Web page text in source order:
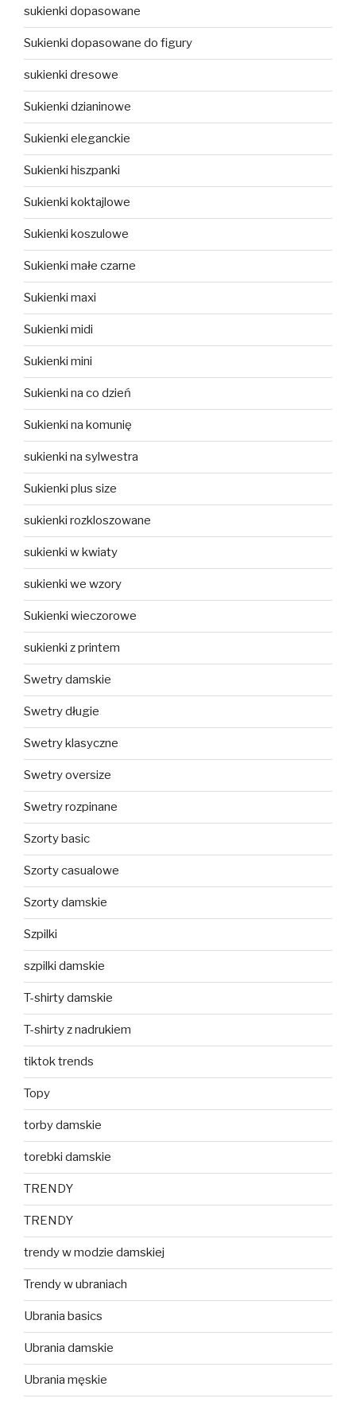
sukienki dopasowane
Sukienki dopasowane do figury
sukienki dresowe
Sukienki dzianinowe
Sukienki eleganckie
Sukienki hiszpanki
Sukienki koktajlowe
Sukienki koszulowe
Sukienki małe czarne
Sukienki maxi
Sukienki midi
Sukienki mini
Sukienki na co dzień
Sukienki na komunię
sukienki na sylwestra
Sukienki plus size
sukienki rozkloszowane
sukienki w kwiaty
sukienki we wzory
Sukienki wieczorowe
sukienki z printem
Swetry damskie
Swetry długie
Swetry klasyczne
Swetry oversize
Swetry rozpinane
Szorty basic
Szorty casualowe
Szorty damskie
Szpilki
szpilki damskie
T-shirty damskie
T-shirty z nadrukiem
tiktok trends
Topy
torby damskie
torebki damskie
TRENDY
TRENDY
trendy w modzie damskiej
Trendy w ubraniach
Ubrania basics
Ubrania damskie
Ubrania męskie